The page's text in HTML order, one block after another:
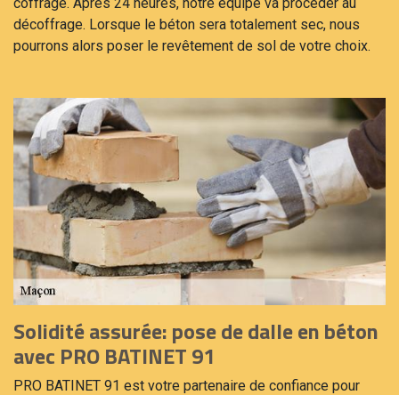
coffrage. Après 24 heures, notre équipe va procéder au
décoffrage. Lorsque le béton sera totalement sec, nous
pourrons alors poser le revêtement de sol de votre choix.
Solidité assurée: pose de dalle en béton
avec PRO BATINET 91
PRO BATINET 91 est votre partenaire de confiance pour